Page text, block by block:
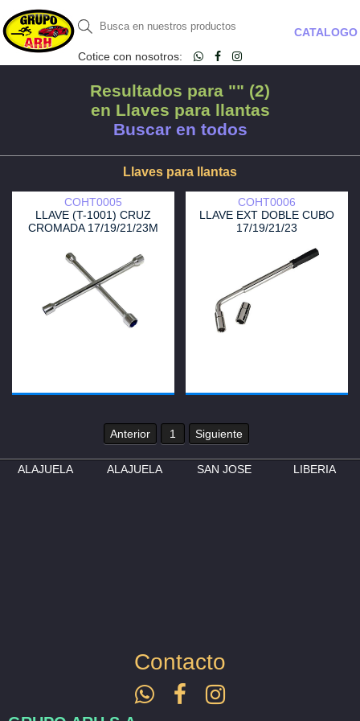
Cotice con nosotros:
CATALOGO
Resultados para "" (2)
en Llaves para llantas
Buscar en todos
Llaves para llantas
COHT0005
LLAVE (T-1001) CRUZ
CROMADA 17/19/21/23M
COHT0006
LLAVE EXT DOBLE CUBO
17/19/21/23
Anterior 1 Siguiente
ALAJUELA ALAJUELA SAN JOSE LIBERIA
Contacto